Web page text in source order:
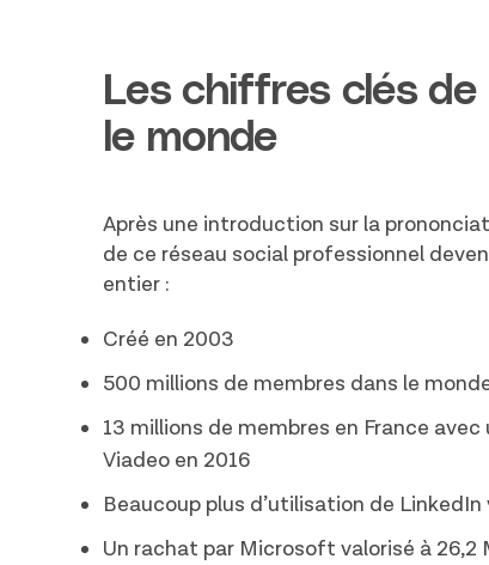
Les chiffres clés
le monde
Après une introduction sur la
de ce réseau social professionnel
entier :
Créé en 2003
500 millions de membres dans le
13 millions de membres en France
Viadeo en 2016
Beaucoup plus d’utilisation de LinkedIn
Un rachat par Microsoft valorisé à 26,2